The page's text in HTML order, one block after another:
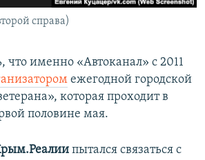
справа)
что именно «Автоканал» с 2011
ежегодной городской
которая проходит в
половине мая.
пытался связаться с